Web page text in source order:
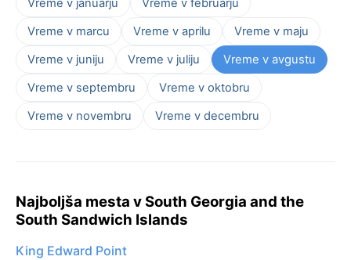
Vreme v januarju
Vreme v februarju
Vreme v marcu
Vreme v aprilu
Vreme v maju
Vreme v juniju
Vreme v juliju
Vreme v avgustu
Vreme v septembru
Vreme v oktobru
Vreme v novembru
Vreme v decembru
Najboljša mesta v South Georgia and the
South Sandwich Islands
King Edward Point